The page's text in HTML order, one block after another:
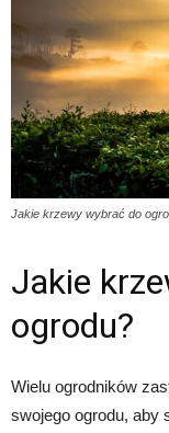
Jakie krzewy wybrać do
Jakie
ogrodu?
Wielu ogrodników
swojego ogrodu, aby